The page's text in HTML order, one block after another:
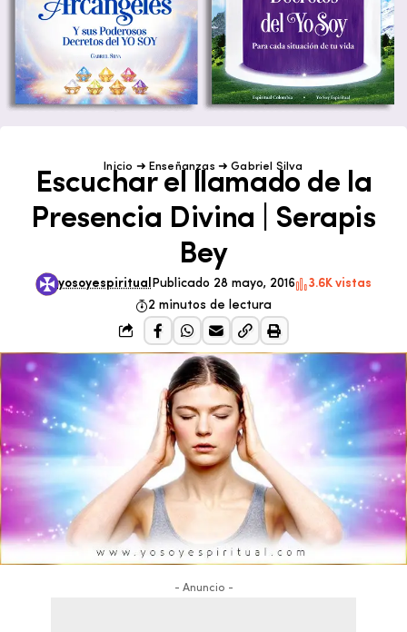
Inicio ➜ Enseñanzas ➜Gabriel Silva
Escuchar el llamado de la
Presencia Divina | Serapis
Bey
yosoyespiritual Publicado 28 mayo, 2016
3.6K vistas
2 minutos de lectura
- Anuncio -